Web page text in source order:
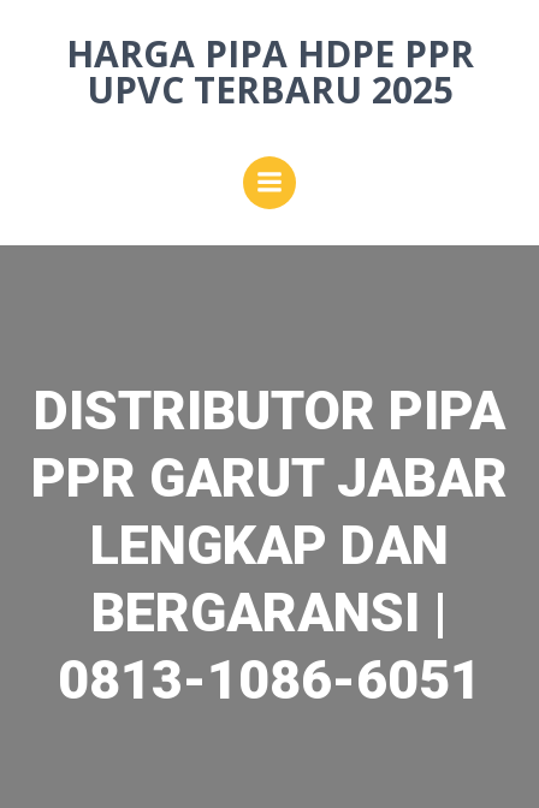
to
content
HARGA PIPA HDPE PPR
UPVC TERBARU 2025
DISTRIBUTOR PIPA
PPR GARUT JABAR
LENGKAP DAN
BERGARANSI |
0813-1086-6051